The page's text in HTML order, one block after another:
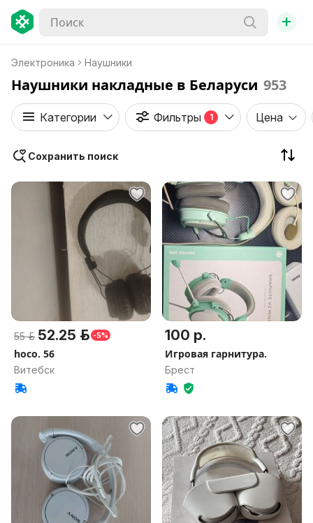
+
Электроника Наушники
Наушники накладные в Беларуси 953
Категории Фильтры 1 Цена
Сохранить поиск
55 р. 52.25 р. -5%
hoco. 56
Витебск
100 р.
Игровая гарнитура.
Брест